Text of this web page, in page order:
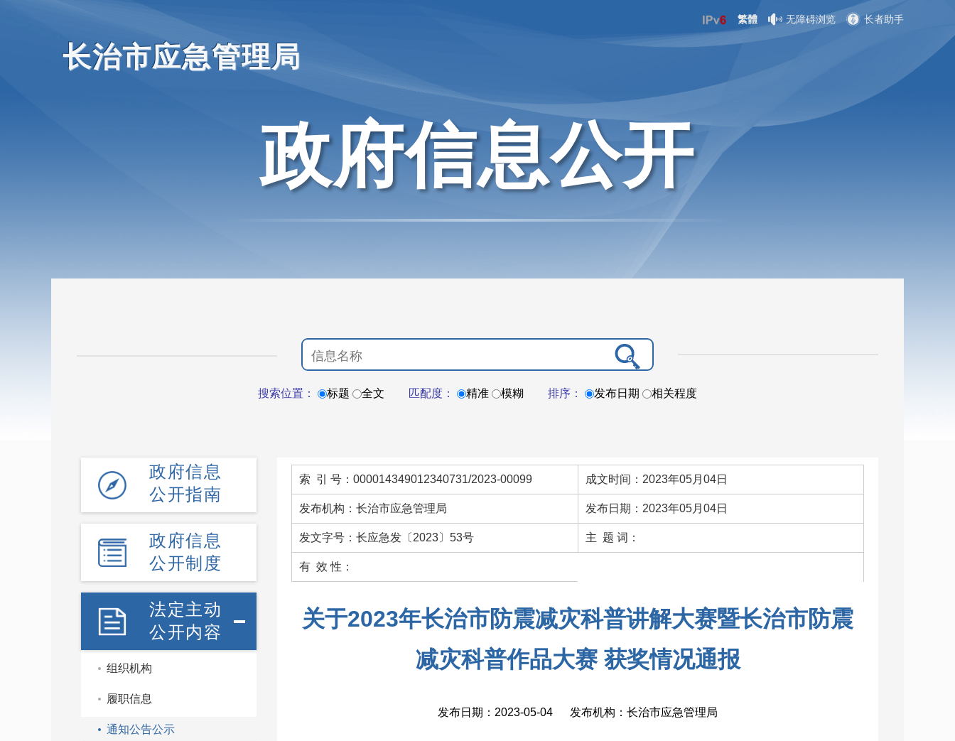
长治市应急管理局
繁體 无障碍浏览 长者助手
政府信息公开
搜索位置： 标题 全文 匹配度： 精准 模糊 排序： 发布日期 相关程度
政府信息
公开指南
政府信息
公开制度
法定主动
公开内容
组织机构
履职信息
通知公告公示
索 引 号：000014349012340731/2023-00099 成文时间：2023年05月04日
发布机构：长治市应急管理局 发布日期：2023年05月04日
发文字号：长应急发〔2023〕53号 主 题 词：
有 效 性：
关于2023年长治市防震减灾科普讲解大赛暨长治市防震
减灾科普作品大赛 获奖情况通报
发布日期：2023-05-04 发布机构：长治市应急管理局